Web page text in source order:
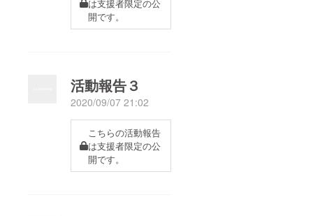
は支援者限定の公
開です。
活動報告３
2020/09/07 21:02
こちらの活動報告
は支援者限定の公
開です。